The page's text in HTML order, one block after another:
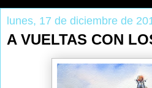
lunes, 17 de diciembre de
A VUELTAS CON